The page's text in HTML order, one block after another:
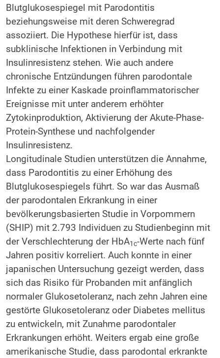
Blutglukosespiegel mit Parodontitis
beziehungsweise mit deren Schweregrad
assoziiert. Die Hypothese hierfür ist, dass
subklinische Infektionen in Verbindung mit
Insulinresistenz stehen. Wie auch andere
chronische Entzündungen führen parodontale
Infekte zu einer Kaskade proinflammatorischer
Ereignisse mit unter anderem erhöhter
Zytokinproduktion, Aktivierung der Akute-Phase-
Protein-Synthese und nachfolgender
Insulinresistenz.
Longitudinale Studien unterstützen die Annahme,
dass Parodontitis zu einer Erhöhung des
Blutglukosespiegels führt. So war das Ausmaß
der parodontalen Erkrankung in einer
bevölkerungsbasierten Studie in Vorpommern
(SHIP) mit 2.793 Individuen zu Studienbeginn mit
der Verschlechterung der HbA1c-Werte nach fünf
Jahren positiv korreliert. Auch konnte in einer
japanischen Untersuchung gezeigt werden, dass
sich das Risiko für Probanden mit anfänglich
normaler Glukosetoleranz, nach zehn Jahren eine
gestörte Glukosetoleranz oder Diabetes mellitus
zu entwickeln, mit Zunahme parodontaler
Erkrankungen erhöht. Weiters ergab eine große
amerikanische Studie, dass parodontal erkrankte